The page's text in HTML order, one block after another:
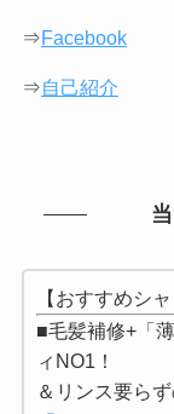
⇒Facebook
⇒自己紹介
【おすすめシャ
■毛髪補修+「
ィNO1！
＆リンス要ら